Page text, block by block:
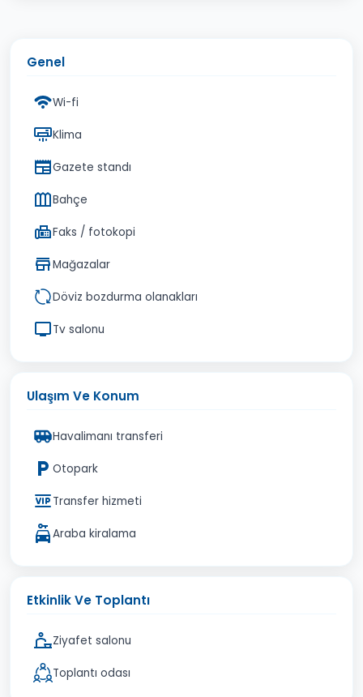
Genel
Wi-fi
Klima
Gazete standı
Bahçe
Faks / fotokopi
Mağazalar
Döviz bozdurma olanakları
Tv salonu
Ulaşım Ve Konum
Havalimanı transferi
Otopark
Transfer hizmeti
Araba kiralama
Etkinlik Ve Toplantı
Ziyafet salonu
Toplantı odası